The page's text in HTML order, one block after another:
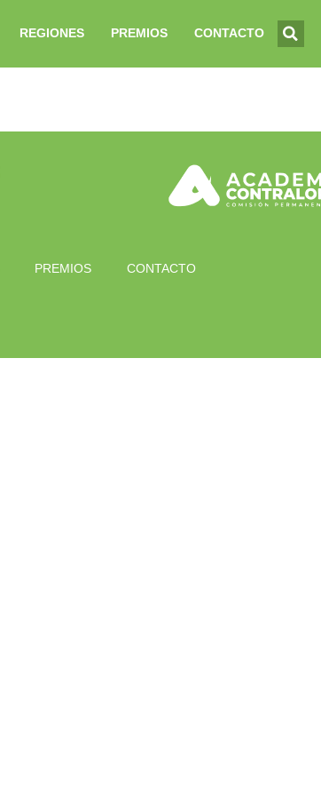
REGIONES PREMIOS CONTACTO
PREMIOS CONTACTO